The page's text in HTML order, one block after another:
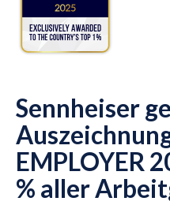
Sennheiser
EMPLOYER
% aller